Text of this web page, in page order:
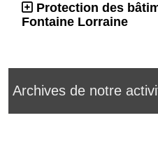
Protection des
Fontaine Lorraine
Archives de notre